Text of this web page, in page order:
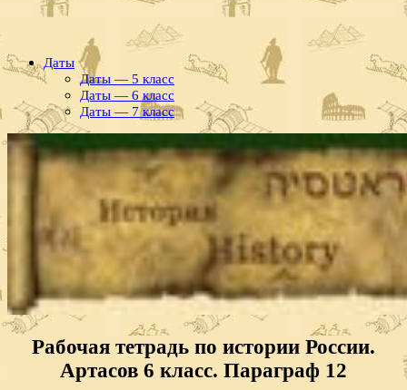
Даты
Даты — 5 класс
Даты — 6 класс
Даты — 7 класс
Рабочая тетрадь по истории России.
Артасов 6 класс. Параграф 12